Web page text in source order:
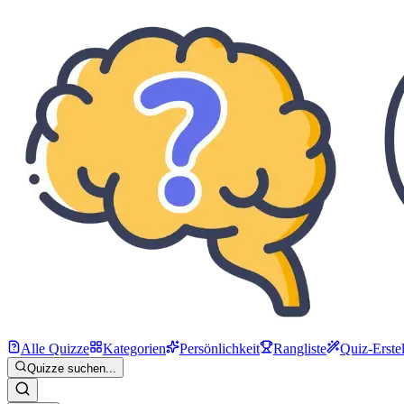
Alle Quizze Kategorien Persönlichkeit Rangliste Quiz-
Quizze suchen...